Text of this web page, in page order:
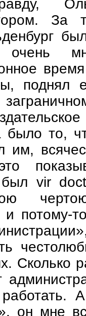
За
было то,
им,
был vir
и потому-
Сколько
он мне